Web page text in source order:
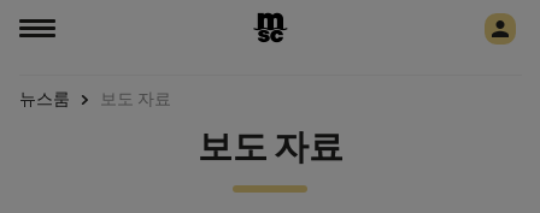
뉴스룸 보도 자료
보도 자료